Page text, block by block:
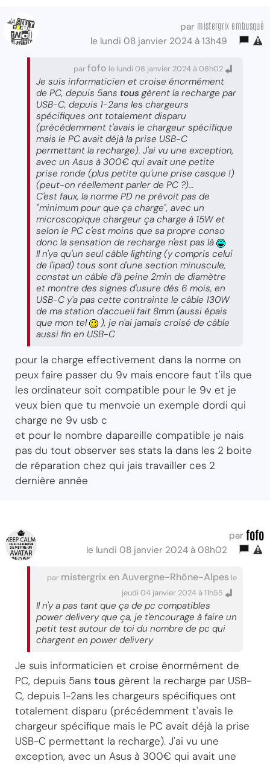
par mistergrix embusqué
le lundi 08 janvier 2024 à 13h49
parfofo le lundi 08 janvier 2024 à 08h02
Je suis informaticien et croise énormément
de PC, depuis 5ans tous gèrent la recharge par
USB-C, depuis 1-2ans les chargeurs
spécifiques ont totalement disparu
(précédemment t'avais le chargeur spécifique
mais le PC avait déjà la prise USB-C
permettant la recharge). J'ai vu une exception,
avec un Asus à 300€ qui avait une petite
prise ronde (plus petite qu'une prise casque !)
(peut-on réellement parler de PC ?)...
C'est faux, la norme PD ne prévoit pas de
"minimum pour que ça charge", avec un
microscopique chargeur ça charge à 15W et
selon le PC c'est moins que sa propre conso
donc la sensation de recharge n'est pas là
Il n'ya qu'un seul câble lighting (y compris celui
de l'ipad) tous sont d'une section minuscule,
constat un câble d'à peine 2min de diamètre
et montre des signes d'usure dés 6 mois, en
USB-C y'a pas cette contrainte le câble 130W
de ma station d'accueil fait 8mm (aussi épais
que mon tel
), je n'ai jamais croisé de câble
aussi fin en USB-C
pour la charge effectivement dans la norme on
peux faire passer du 9v mais encore faut t'ils que
les ordinateur soit compatible pour le 9v et je
veux bien que tu menvoie un exemple dordi qui
charge ne 9v usb c
et pour le nombre dapareille compatible je nais
pas du tout observer ses stats la dans les 2 boite
de réparation chez qui jais travailler ces 2
dernière année
par fofo
le lundi 08 janvier 2024 à 08h02
par mistergrix en Auvergne-Rhône-Alpes le
jeudi 04 janvier 2024 à 11h55
Il n'y a pas tant que ça de pc compatibles
power delivery que ça, je t'encourage à faire un
petit test autour de toi du nombre de pc qui
chargent en power delivery
Je suis informaticien et croise énormément de
PC, depuis 5ans tous gèrent la recharge par USB-
C, depuis 1-2ans les chargeurs spécifiques ont
totalement disparu (précédemment t'avais le
chargeur spécifique mais le PC avait déjà la prise
USB-C permettant la recharge). J'ai vu une
exception, avec un Asus à 300€ qui avait une